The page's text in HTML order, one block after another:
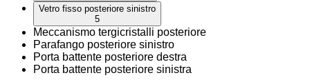
Vetro fisso posteriore sinistro
5
Meccanismo tergicristalli posteriore
Parafango posteriore sinistro
Porta battente posteriore destra
Porta battente posteriore sinistra